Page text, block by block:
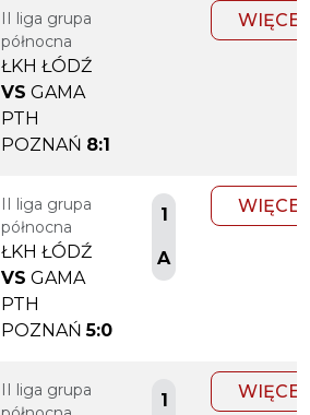
II liga grupa
północna
ŁKH ŁÓDŹ
VS GAMA
PTH
POZNAŃ 8:1
WIĘCEJ
II liga grupa
północna
ŁKH ŁÓDŹ
VS GAMA
PTH
POZNAŃ 5:0
1
A
WIĘCEJ
II liga grupa
1 WIĘCEJ